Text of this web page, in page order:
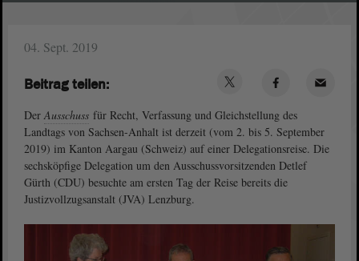
04. Sept. 2019
DerAusschuss für Recht, Verfassung und Gleichstellung des
Landtags von Sachsen-Anhalt ist derzeit (vom 2. bis 5. September
2019) im Kanton Aargau (Schweiz) auf einer Delegationsreise. Die
sechsköpfige Delegation um den Ausschussvorsitzenden Detlef
Gürth (CDU) besuchte am ersten Tag der Reise bereits die
Justizvollzugsanstalt (JVA) Lenzburg.
Beitrag teilen: